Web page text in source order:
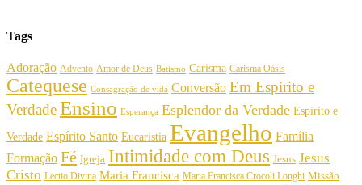
Tags
Adoração Advento Amor de Deus Batismo Carisma Carisma Oásis
Catequese Consagração de vida Conversão Em Espírito e
VerdadeEnsino Esperança Esplendor da Verdade Espírito e
Verdade Espírito Santo Eucaristia Evangelho Família
Formação Fé Igreja Intimidade com Deus Jesus Jesus
Cristo Lectio Divina Maria Francisca Maria Francisca Crocoli Longhi Missão